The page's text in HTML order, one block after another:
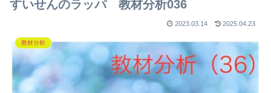
すいせんのラッパ 教材分析036
2023.03.14 2025.04.23
教材分析